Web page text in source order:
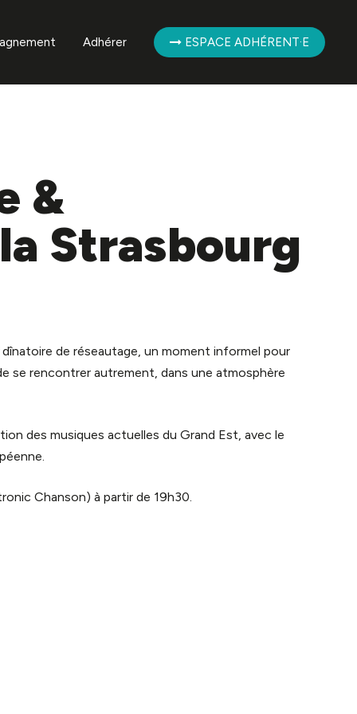
Adhérer ESPACE ADHÉRENT·E
&
Strasbourg
de réseautage, un moment informel pour
se rencontrer autrement, dans une atmosphère
des musiques actuelles du Grand Est, avec le
Chanson) à partir de 19h30.